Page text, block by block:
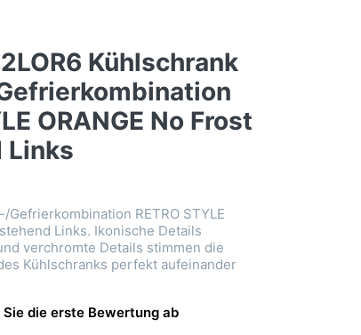
Kühlschrank
ORANGE No Frost
Links
Gefrierkombination RETRO STYLE
Links. Ikonische Details
verchromte Details stimmen die
Kühlschranks perfekt aufeinander
Sie die erste Bewertung ab